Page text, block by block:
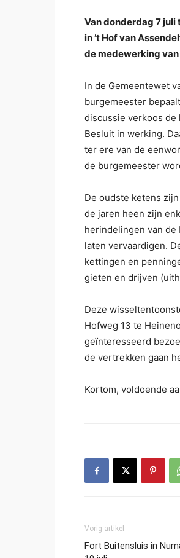
Van donderdag 7
in ’t Hof van
de medewerking
In de Gemeentewet
burgemeester
discussie verkoos de
Besluit in werking.
ter ere van de
de burgemeester
De oudste ketens
de jaren heen zijn
herindelingen van de
laten vervaardigen.
kettingen en
gieten en drijven
Deze
Hofweg 13 te
geïnteresseerd
de vertrekken gaan
Kortom, voldoende
Vorig artikel
Fort Buitensluis in